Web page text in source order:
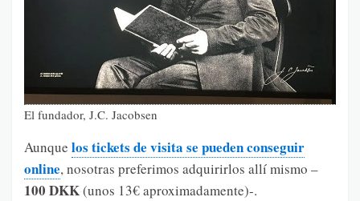
El fundador, J.C. Jacobsen
Aunque los tickets de visita se pueden conseguir
online, nosotras preferimos adquirirlos allí mismo –
100 DKK(unos 13€ aproximadamente)-.